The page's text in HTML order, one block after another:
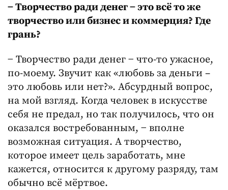
− Творчество ради денег − это всё то же
творчество или бизнес и коммерция? Где
грань?
− Творчество ради денег − что-то ужасное,
по-моему. Звучит как «любовь за деньги –
это любовь или нет?». Абсурдный вопрос,
на мой взгляд. Когда человек в искусстве
себя не предал, но так получилось, что он
оказался востребованным, − вполне
возможная ситуация. А творчество,
которое имеет цель заработать, мне
кажется, относится к другому разряду, там
обычно всё мёртвое.